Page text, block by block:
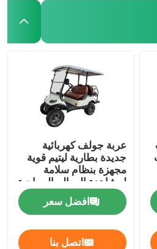
عربة جولف كهربائية
جديدة بطارية ليتيم قوية
مجهزة بنظام سلامة
لمشاهدة المعالم السياحية
افضل سعر
اتصل بنا